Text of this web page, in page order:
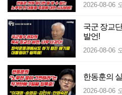
2026-08-06
국군 장교
발언!
2026-08-06
한동훈의
2026-08-06